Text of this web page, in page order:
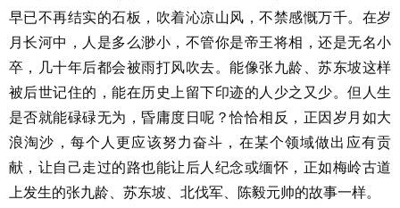
早已不再结实的石板，吹着沁凉山风，不禁感慨万千。在岁
月长河中，人是多么渺小，不管你是帝王将相，还是无名小
卒，几十年后都会被雨打风吹去。能像张九龄、苏东坡这样
被后世记住的，能在历史上留下印迹的人少之又少。但人生
是否就能碌碌无为，昏庸度日呢？恰恰相反，正因岁月如大
浪淘沙，每个人更应该努力奋斗，在某个领域做出应有贡
献，让自己走过的路也能让后人纪念或缅怀，正如梅岭古道
上发生的张九龄、苏东坡、北伐军、陈毅元帅的故事一样。